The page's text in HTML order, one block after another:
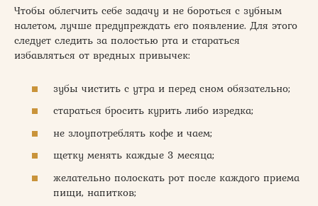
Чтобы облегчить себе задачу и не бороться с зубным
налетом, лучше предупреждать его появление. Для этого
следует следить за полостью рта и стараться
избавляться от вредных привычек:
зубы чистить с утра и перед сном обязательно;
стараться бросить курить либо изредка;
не злоупотреблять кофе и чаем;
щетку менять каждые 3 месяца;
желательно полоскать рот после каждого приема
пищи, напитков;